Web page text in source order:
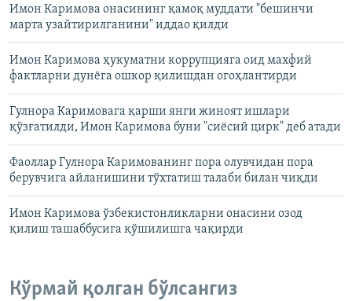
Имон Каримова онасининг қамоқ муддати "бешинчи
марта узайтирилганини" иддао қилди
Имон Каримова ҳукуматни коррупцияга оид махфий
фактларни дунëга ошкор қилишдан огоҳлантирди
Гулнора Каримовага қарши янги жиноят ишлари
қўзғатилди, Имон Каримова буни "сиёсий цирк" деб атади
Фаоллар Гулнора Каримованинг пора олувчидан пора
берувчига айланишини тўхтатиш талаби билан чиқди
Имон Каримова ўзбекистонликларни онасини озод
қилиш ташаббусига қўшилишга чақирди
Кўрмай қолган бўлсангиз